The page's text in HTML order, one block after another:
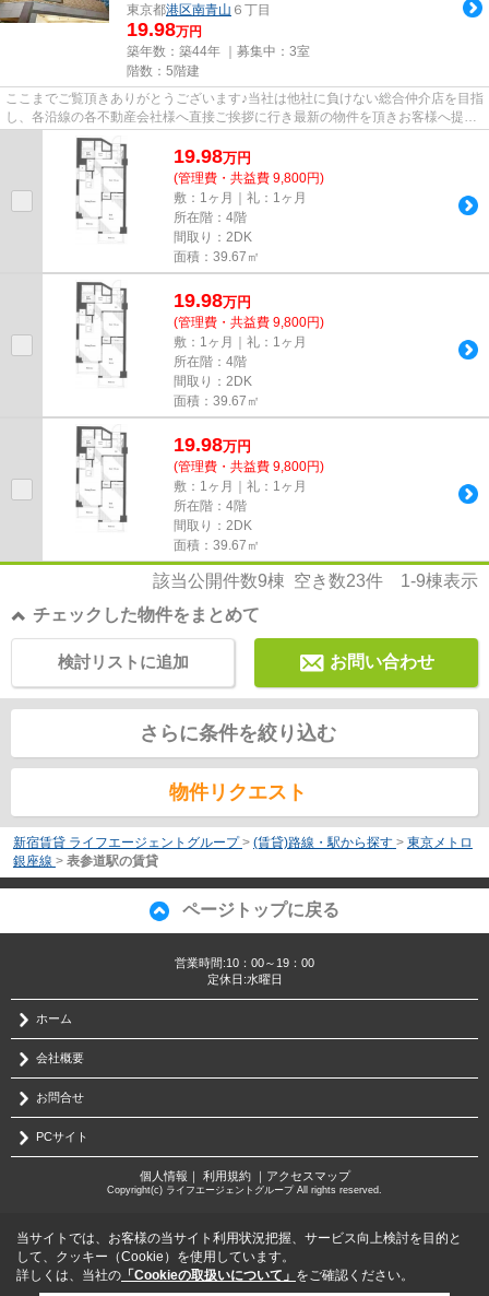
東京都港区南青山 ６丁目
19.98万円
築年数：築44年 ｜募集中： 3室
階数：5階建
ここまでご覧頂きありがとうございます♪当社は他社に負けない総合仲介店を目指
し、各沿線の各不動産会社様へ直接ご挨拶に行き最新の物件を頂きお客様へ提供
しております！最新の情報は...
19.98万円
(管理費・共益費 9,800円)
敷：1ヶ月｜礼：1ヶ月
所在階：4階
間取り：2DK
面積：39.67㎡
19.98万円
(管理費・共益費 9,800円)
敷：1ヶ月｜礼：1ヶ月
所在階：4階
間取り：2DK
面積：39.67㎡
19.98万円
(管理費・共益費 9,800円)
敷：1ヶ月｜礼：1ヶ月
所在階：4階
間取り：2DK
面積：39.67㎡
該当公開件数9棟 空き数23件 1-9棟表示
チェックした物件をまとめて
お問い合わせ
検討リストに追加
さらに条件を絞り込む
物件リクエスト
新宿賃貸 ライフエージェントグループ > (賃貸)路線・駅から探す > 東京メトロ
銀座線 > 表参道駅の賃貸
ページトップに戻る
営業時間:10：00～19：00
定休日:水曜日
ホーム
会社概要
お問合せ
PCサイト
個人情報 ｜ 利用規約｜ アクセスマップ
Copyright(c) ライフエージェントグループ All rights reserved.
当サイトでは、お客様の当サイト利用状況把握、サービス向上検討を目的と
して、クッキー（Cookie）を使用しています。
詳しくは、当社の 「Cookieの取扱いについて」 をご確認ください。